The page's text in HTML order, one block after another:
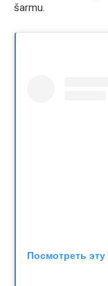
šarmu.
Посмотреть